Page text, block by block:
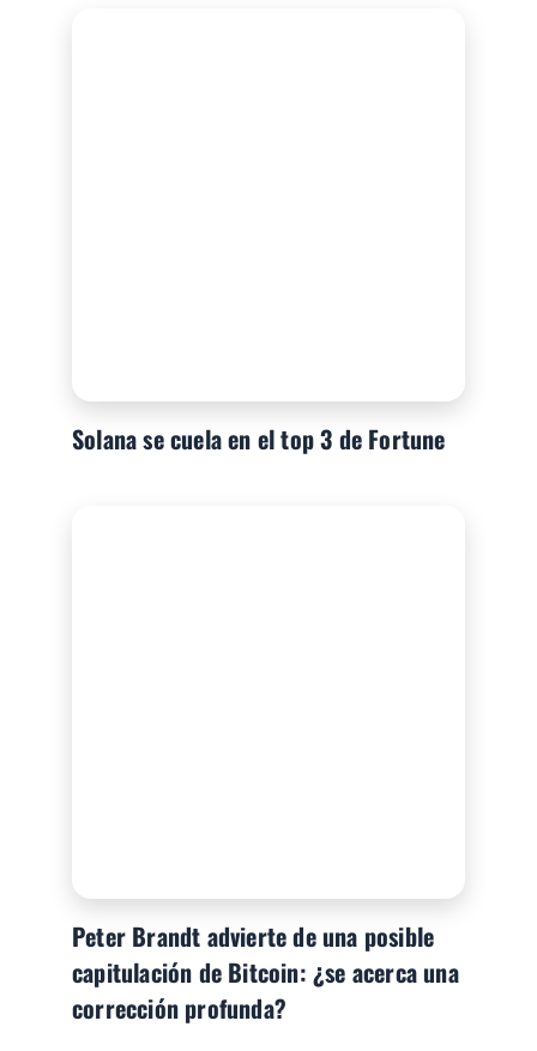
Solana se cuela en el top 3 de Fortune
Peter Brandt advierte de una posible
capitulación de Bitcoin: ¿se acerca una
corrección profunda?